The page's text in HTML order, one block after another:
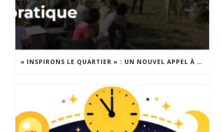
« INSPIRONS LE QUARTIER » : UN NOUVEL APPEL À PROJETS EST LANCÉ !